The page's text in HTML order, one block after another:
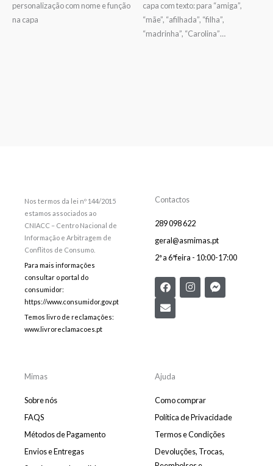
personalização com nome e função
na capa
capa com texto: para “amiga”,
“mãe”, “afilhada”, “filha”,
“madrinha”, “Carolina”…
Nos termos da lei nº 144/2015
estamos associados ao
CNIACC – Centro Nacional de
Informação e Arbitragem de
Conflitos de Consumo.
Para mais informações
consultar o portal do
consumidor:
https://www.consumidor.gov.pt
Temos livro de reclamações:
www.livroreclamacoes.pt
Contactos
289 098 622
geral@asmimas.pt
2ª a 6ªfeira - 10:00-17:00
F
a
c
e
b
I
n
s
F
a
c
e
g
e
r
E
n
v
e
l
Mimas
Sobre nós
FAQS
Métodos de Pagamento
Envios e Entregas
Ajuda
Como comprar
Política de Privacidade
Termos e Condições
Devoluções, Trocas,